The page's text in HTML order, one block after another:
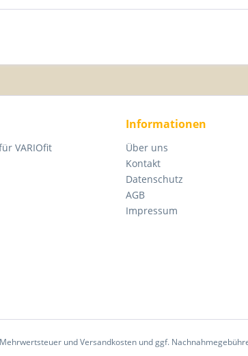
VARIOfit
Informationen
Über uns
Kontakt
Datenschutz
AGB
Impressum
und Versandkosten und ggf.